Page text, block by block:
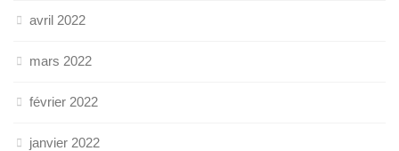
avril 2022
mars 2022
février 2022
janvier 2022